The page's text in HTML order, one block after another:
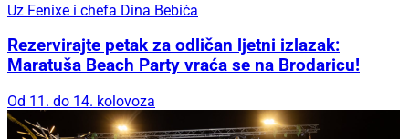
Uz Fenixe i chefa Dina Bebića
Rezervirajte petak za odličan ljetni izlazak:
Maratuša Beach Party vraća se na Brodaricu!
Od 11. do 14. kolovoza